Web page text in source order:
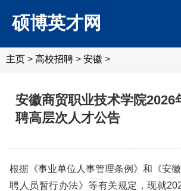
硕博英才网
主页 > 高校招聘 > 安徽 >
安徽商贸职业技术学院2026
聘高层次人才公告
根据《事业单位人事管理条例》和《安
聘人员暂行办法》等有关规定，现就